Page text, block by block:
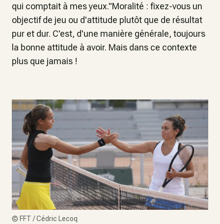
qui comptait à mes yeux."Moralité : fixez-vous un
objectif de jeu ou d'attitude plutôt que de résultat
pur et dur. C'est, d'une manière générale, toujours
la bonne attitude à avoir. Mais dans ce contexte
plus que jamais !
© FFT / Cédric Lecoq